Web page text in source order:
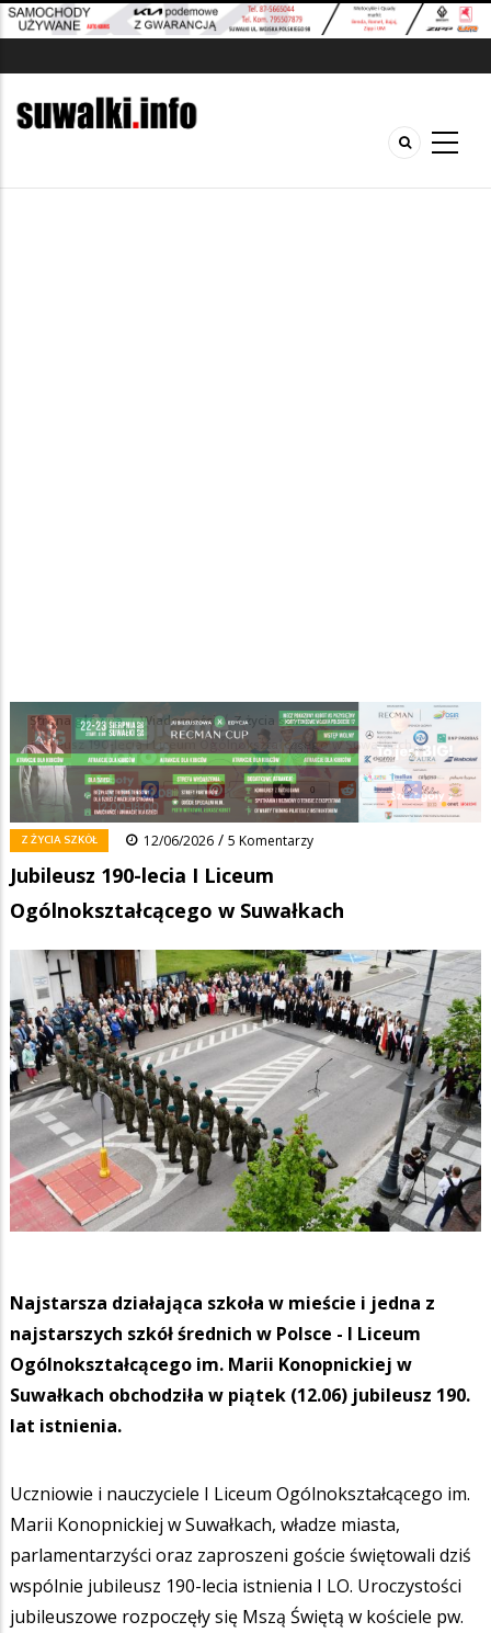
Ścieżka
nawigacyjna
Strona główna/Wiadomości/Z życia szkół/
Jubileusz 190-lecia I Liceum Ogólnokształcącego w Suwałkach
FacebookPinterestTumblr
0 Reddit Share
Z ŻYCIA SZKÓŁ 12/06/2026 / 5 Komentarzy
Jubileusz 190-lecia I Liceum
Ogólnokształcącego w Suwałkach
Najstarsza działająca szkoła w mieście i jedna z
najstarszych szkół średnich w Polsce - I Liceum
Ogólnokształcącego im. Marii Konopnickiej w
Suwałkach obchodziła w piątek (12.06) jubileusz 190.
lat istnienia.
Uczniowie i nauczyciele I Liceum Ogólnokształcącego im.
Marii Konopnickiej w Suwałkach, władze miasta,
parlamentarzyści oraz zaproszeni goście świętowali dziś
wspólnie jubileusz 190-lecia istnienia I LO. Uroczystości
jubileuszowe rozpoczęły się Mszą Świętą w kościele pw.